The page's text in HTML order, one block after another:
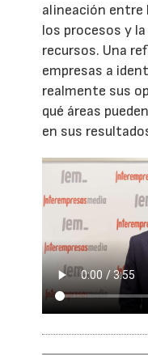
alineación entre
los procesos y
recursos. Una
empresas a
realmente sus
qué áreas
en sus